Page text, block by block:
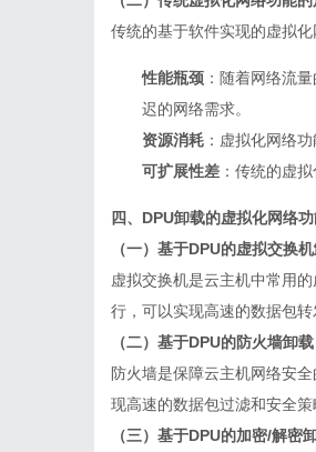
传统的基于软件实现的虚拟
性能瓶颈 ：随着网络流
迟的网络需求。
资源消耗 ：虚拟化网络
可扩展性差 ：传统的虚
四、DPU卸载的虚拟化网络
（一）基于DPU的虚拟交换
虚拟交换机是云主机中常用
行，可以实现高速的数据包
（二）基于DPU的防火墙卸载
防火墙是保障云主机网络安
现高速的数据包过滤和安全
（三）基于DPU的加密/解密